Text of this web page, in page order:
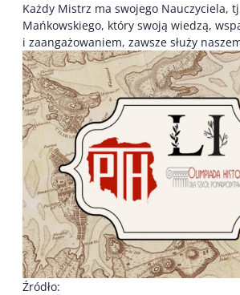
Każdy Mistrz ma swojego Nauczyciela,
Mańkowskiego, który swoją wiedzą,
i zaangażowaniem, zawsze służy
Źródło: